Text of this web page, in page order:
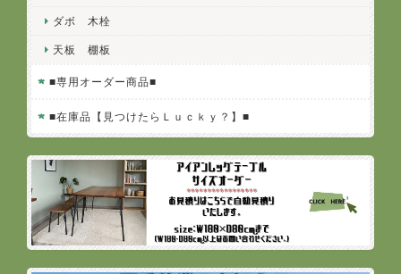
ダボ 木栓
天板 棚板
■専用オーダー商品■
■在庫品【見つけたらＬｕｃｋｙ？】■